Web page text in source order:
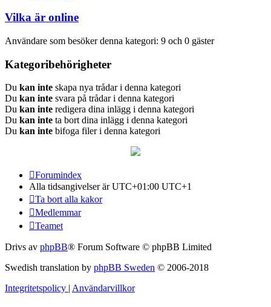
Vilka är online
Användare som besöker denna kategori: 9 och 0 gäster
Kategoribehörigheter
Du kan inte skapa nya trådar i denna kategori
Du kan inte svara på trådar i denna kategori
Du kan inte redigera dina inlägg i denna kategori
Du kan inte ta bort dina inlägg i denna kategori
Du kan inte bifoga filer i denna kategori
Forumindex
Alla tidsangivelser är UTC+01:00 UTC+1
Ta bort alla kakor
Medlemmar
Teamet
Drivs av phpBB® Forum Software © phpBB Limited
Swedish translation by phpBB Sweden © 2006-2018
Integritetspolicy Användarvillkor